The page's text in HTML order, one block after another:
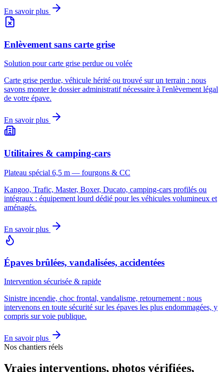
En savoir plus
Enlèvement sans carte grise
Solution pour carte grise perdue ou volée
Carte grise perdue, véhicule hérité ou trouvé sur un terrain : nous
savons monter le dossier administratif nécessaire à l'enlèvement légal
de votre épave.
En savoir plus
Utilitaires & camping-cars
Plateau spécial 6,5 m — fourgons & CC
Kangoo, Trafic, Master, Boxer, Ducato, camping-cars profilés ou
intégraux : équipement lourd dédié pour les véhicules volumineux et
aménagés.
En savoir plus
Épaves brûlées, vandalisées, accidentées
Intervention sécurisée & rapide
Sinistre incendie, choc frontal, vandalisme, retournement : nous
intervenons en toute sécurité sur les épaves les plus endommagées, y
compris sur voie publique.
En savoir plus
Nos chantiers réels
Vraies interventions, photos vérifiées,